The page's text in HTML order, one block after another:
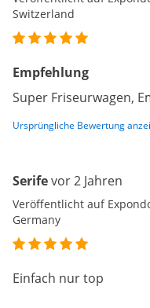
Switzerland
Empfehlung
Super Friseurwagen,
Ursprüngliche Bewertung
Serifevor 2 Jahren
Veröffentlicht auf
Germany
Einfach nur top